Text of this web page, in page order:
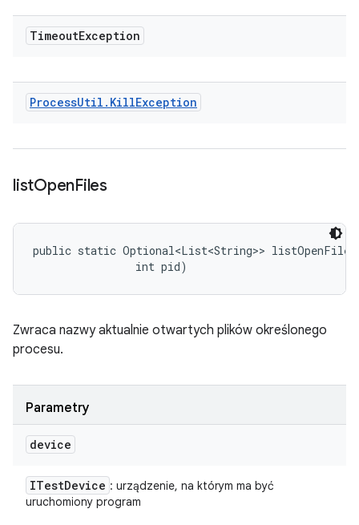
TimeoutException
ProcessUtil . KillException
listOpenFiles
public static Optional<List<String>>
                int pid)
Zwraca nazwy aktualnie otwartych plików określonego
procesu.
Parametry
device
ITestDevice : urządzenie, na którym ma być
uruchomiony program